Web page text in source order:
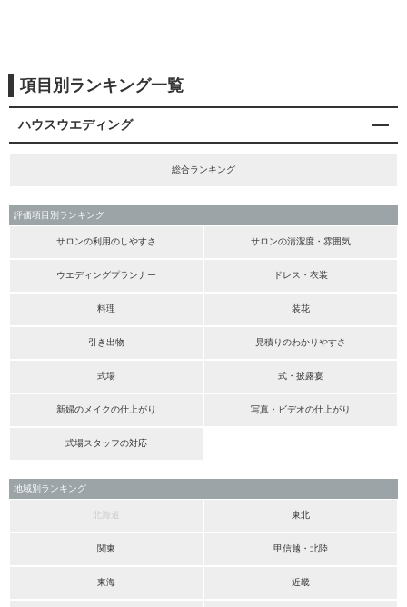
項目別ランキング一覧
ハウスウエディング
総合ランキング
評価項目別ランキング
サロンの利用のしやすさ サロンの清潔度・雰囲気
ウエディングプランナー ドレス・衣装
料理 装花
引き出物 見積りのわかりやすさ
式場 式・披露宴
新婦のメイクの仕上がり 写真・ビデオの仕上がり
式場スタッフの対応
地域別ランキング
北海道 東北
関東 甲信越・北陸
東海 近畿